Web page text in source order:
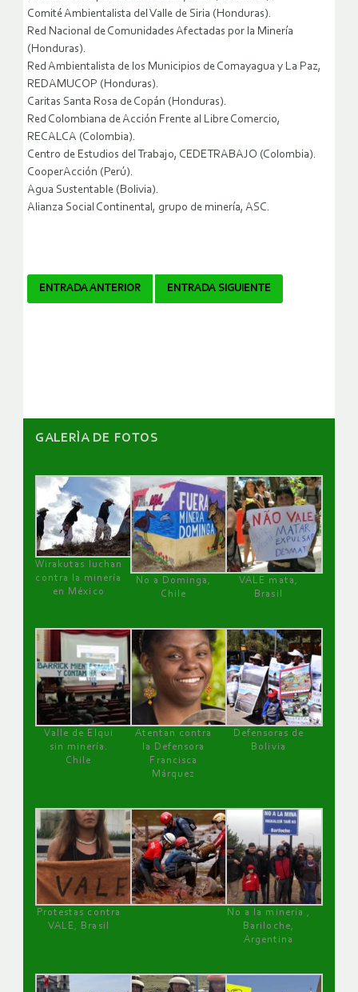
Comité Ambientalista del Valle de Siria (Honduras).
Red Nacional de Comunidades Afectadas por la Minería
(Honduras).
Red Ambientalista de los Municipios de Comayagua y La Paz,
REDAMUCOP (Honduras).
Caritas Santa Rosa de Copán (Honduras).
Red Colombiana de Acción Frente al Libre Comercio,
RECALCA (Colombia).
Centro de Estudios del Trabajo, CEDETRABAJO (Colombia).
CooperAcción (Perú).
Agua Sustentable (Bolivia).
Alianza Social Continental, grupo de minería, ASC.
Navegador
ENTRADA ANTERIOR ENTRADA SIGUIENTE
GALERÌA DE FOTOS
Wirakutas luchan
contra la minería
en México
No a Dominga,
Chile
VALE mata,
Brasil
Valle de Elqui
sin minería.
Chile
Atentan contra
la Defensora
Francisca
Márquez
Defensoras de
Bolivia
Protestas contra
VALE, Brasil
No a la minería ,
Bariloche,
Argentina